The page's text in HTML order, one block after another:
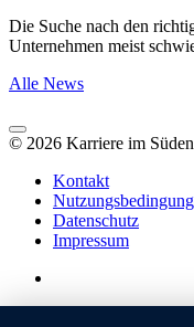
Die Suche nach den
Unternehmen meist
Alle News
© 2026 Karriere im Süden
Kontakt
Datenschutz
Impressum